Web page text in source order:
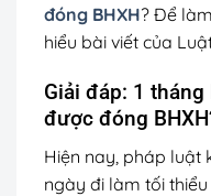
đóng BHXH? Để
hiểu bài viết của
Giải đáp: 1
được đóng
Hiện nay, pháp luật
ngày đi làm tối